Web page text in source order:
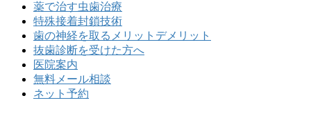
薬で治す虫歯治療
特殊接着封鎖技術
歯の神経を取るメリットデメリット
抜歯診断を受けた方へ
医院案内
無料メール相談
ネット予約